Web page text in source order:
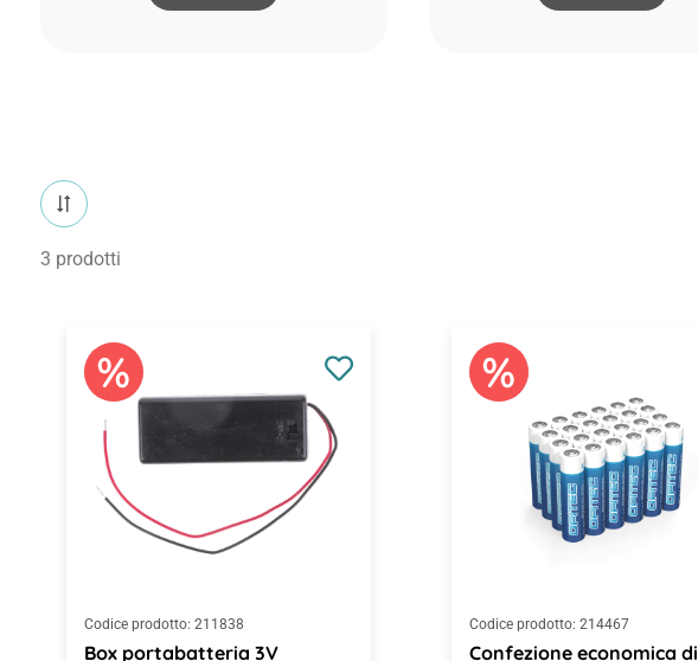
3 prodotti
Codice prodotto: 211838
Box portabatteria 3V
Codice prodotto: 214467
Confezione economica di